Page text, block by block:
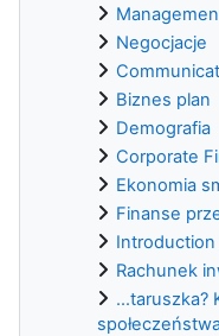
Negocjacje
Biznes plan
Demografia
Corporate
Ekonomia
Finanse
Introduction
Rachunek
...taruszka?